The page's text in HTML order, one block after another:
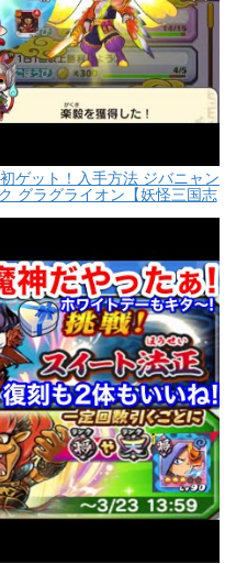
ゲット！入手方法 ジバニャン
グラグライオン【妖怪三国志